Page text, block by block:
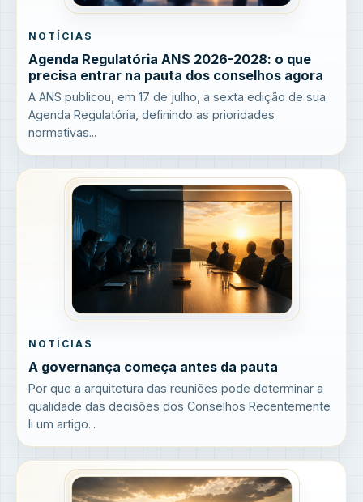
NOTÍCIAS
Agenda Regulatória ANS 2026-2028: o que
precisa entrar na pauta dos conselhos agora
A ANS publicou, em 17 de julho, a sexta edição de sua
Agenda Regulatória, definindo as prioridades
normativas...
NOTÍCIAS
A governança começa antes da pauta
Por que a arquitetura das reuniões pode determinar a
qualidade das decisões dos Conselhos Recentemente
li um artigo...